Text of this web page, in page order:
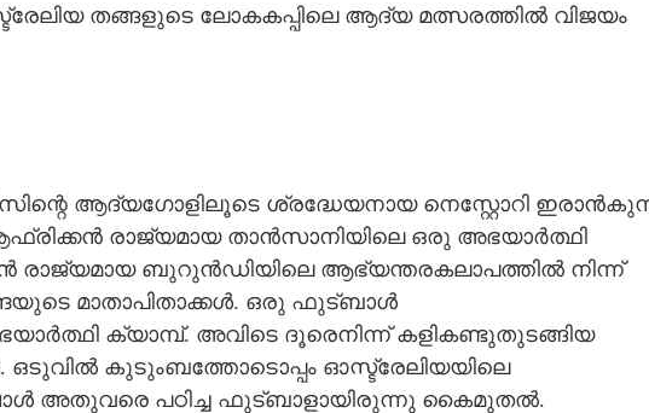
തങ്ങളുടെ ലോകകപ്പിലെ ആദ്യ മത്സരത്തിൽ വിജയം
ആദ്യഗോളിലൂടെ ശ്രദ്ധേയനായ നെസ്റ്റോറി
രാജ്യമായ താൻസാനിയിലെ ഒരു അഭയാർത്ഥി
രാജ്യമായ ബുറുൻഡിയിലെ ആഭ്യന്തരകലാപത്തിൽ നിന്ന്
മാതാപിതാക്കൾ. ഒരു ഫുട്ബാൾ
ക്യാമ്പ്. അവിടെ ദൂരെനിന്ന് കളികണ്ടുതുടങ്ങിയ
ഒടുവിൽ കുടുംബത്തോടൊപ്പം ഓസ്ട്രേലിയയിലെ
അതുവരെ പഠിച്ച ഫുട്ബാളായിരുന്നു കൈമുതൽ.